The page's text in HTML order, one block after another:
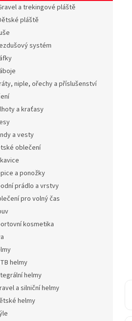
a trekingové pláště
pláště
systém
niple, ořechy a příslušenství
a kraťasy
a vesty
oblečení
a ponožky
prádlo a vrstvy
pro volný čas
kosmetika
helmy
helmy
a silniční helmy
helmy